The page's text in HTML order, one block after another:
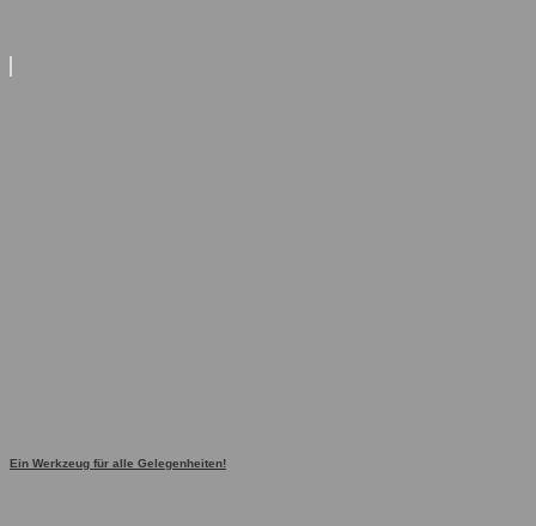
Ein Werkzeug für alle Gelegenheiten!